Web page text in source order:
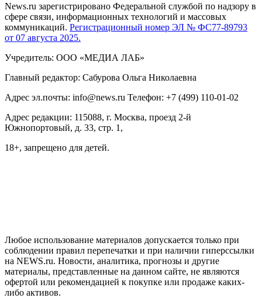
News.ru зарегистрировано Федеральной службой по надзору в
сфере связи, информационных технологий и массовых
коммуникаций. Регистрационный номер ЭЛ № ФС77-89793
от 07 августа 2025.
Учредитель: ООО «МЕДИА ЛАБ»
Главный редактор: Сабурова Ольга Николаевна
Адрес эл.почты: info@news.ru Телефон: +7 (499) 110-01-02
Адрес редакции: 115088, г. Москва, проезд 2-й
Южнопортовый, д. 33, стр. 1,
18+, запрещено для детей.
Любое использование материалов допускается только при
соблюдении правил перепечатки и при наличии гиперссылки
на NEWS.ru. Новости, аналитика, прогнозы и другие
материалы, представленные на данном сайте, не являются
офертой или рекомендацией к покупке или продаже каких-
либо активов.